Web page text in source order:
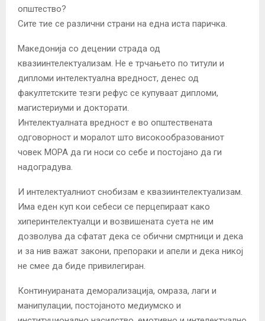
општество?
Сите тие се различни страни на една иста паричка.
Македонија со децении страда од
квазиинтелектуализам. Не е трчањето по титули и
дипломи интелектуална вредност, денес од
факултетските тезги рефус се купуваат дипломи,
магистериуми и докторати.
Интелектуалната вредност е во општествената
одговорност и моралот што високообразованиот
човек МОРА да ги носи со себе и постојано да ги
надоградува.
И интелектуалниот снобизам е квазиинтелектуализам.
Има еден куп кои себеси се перцепираат како
хиперинтелектуалци и возвишената суета не им
дозволува да сфатат дека се обични смртници и дека
и за нив важат закони, препораки и апели и дека никој
не смее да биде привилегиран.
Континуираната деморализација, омраза, лаги и
манипулации, постојаното медиумско и